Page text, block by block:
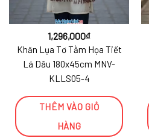
1,296,000₫
Khăn Lụa Tơ Tằm Họa Tiết
Lá Dâu 180x45cm MNV-
KLLS05-4
THÊM VÀO GIỎ
HÀNG